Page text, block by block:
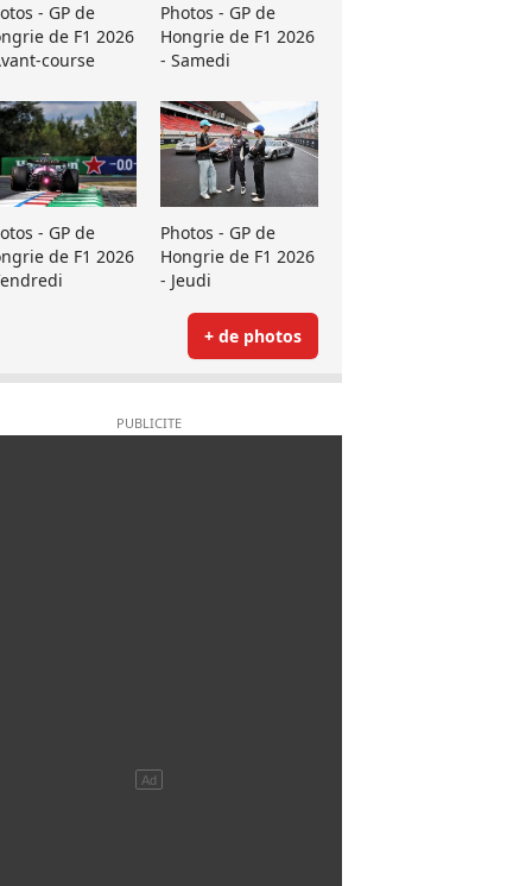
- GP de
de F1 2026
course
Photos - GP de
Hongrie de F1 2026
- Samedi
- GP de
de F1 2026
Photos - GP de
Hongrie de F1 2026
- Jeudi
+ de photos